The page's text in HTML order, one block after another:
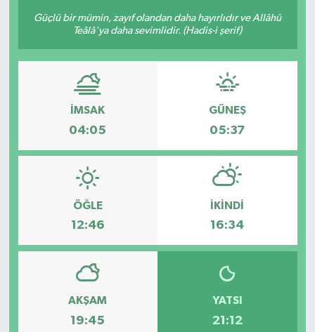
Güçlü bir mümin, zayıf olandan daha hayırlıdır ve Allâhü
Teâlâ'ya daha sevimlidir. (Hadis-i şerif)
İMSAK
04:05
GÜNEŞ
05:37
ÖĞLE
12:46
İKINDI
16:34
AKŞAM
19:45
YATSI
21:12